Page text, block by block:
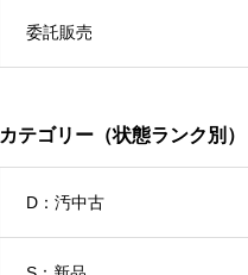
委託販売
カテゴリー（状態ランク別）
D：汚中古